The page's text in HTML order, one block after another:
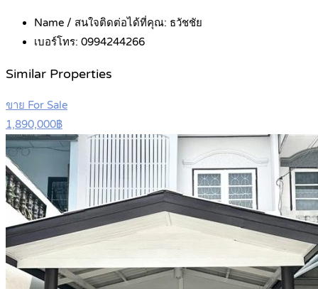
Name / สนใจติดต่อได้ที่คุณ: ธวัชชัย
เบอร์โทร: 0994244266
Similar Properties
ขาย For Sale
1,890,000฿